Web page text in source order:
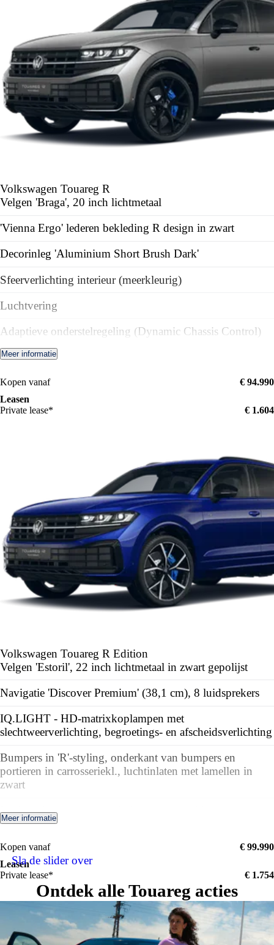
Volkswagen Touareg R
Velgen 'Braga', 20 inch lichtmetaal
'Vienna Ergo' lederen bekleding R design in zwart
Decorinleg 'Aluminium Short Brush Dark'
Sfeerverlichting interieur (meerkleurig)
Luchtvering
Adaptieve onderstelregeling (Dynamic Chassis Control)
Sierlijsten in zwart
Dakreling in zwart
Meer informatie
Kopen vanaf
€ 94.990
Leasen
Private lease*
€ 1.604
Volkswagen Touareg R Edition
Velgen 'Estoril', 22 inch lichtmetaal in zwart gepolijst
Navigatie 'Discover Premium' (38,1 cm), 8 luidsprekers
IQ.LIGHT - HD-matrixkoplampen met
slechtweerverlichting, begroetings- en afscheidsverlichting
Bumpers in 'R'-styling, onderkant van bumpers en
portieren in carrosseriekl., luchtinlaten met lamellen in
zwart
Luchtvering met automatische niveauregel ing,
hoogteverstelling en elektronische dempingsregeling
Lederpakket 'Puglia', Volkswagen R
Meer informatie
Kopen vanaf
€ 99.990
Leasen
Private lease*
€ 1.754
Ontdek alleTouareg acties
Sla de slider over